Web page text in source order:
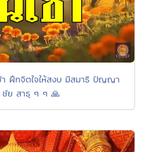
ฝึกจิตใจให้สงบ มีสมาธิ ปัญญา
ชัย สาธุ ๆ ๆ 🙏